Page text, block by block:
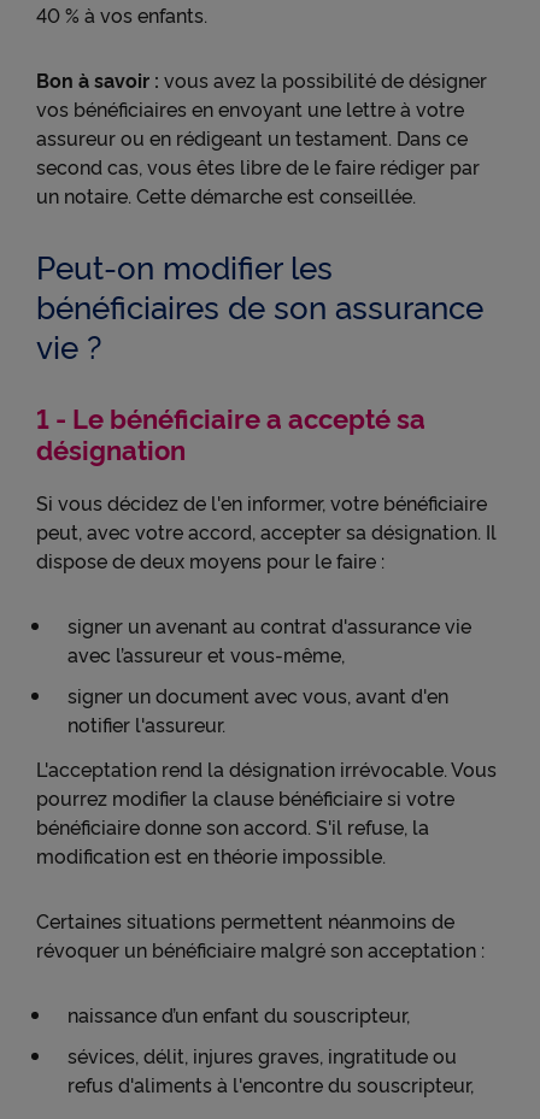
40 % à vos enfants.
Bon à savoir : vous avez la possibilité de désigner
vos bénéficiaires en envoyant une lettre à votre
assureur ou en rédigeant un testament. Dans ce
second cas, vous êtes libre de le faire rédiger par
un notaire. Cette démarche est conseillée.
Peut-on modifier les
bénéficiaires de son assurance
vie ?
1 - Le bénéficiaire a accepté sa
désignation
Si vous décidez de l'en informer, votre bénéficiaire
peut, avec votre accord, accepter sa désignation. Il
dispose de deux moyens pour le faire :
signer un avenant au contrat d'assurance vie
avec l’assureur et vous-même,
signer un document avec vous, avant d'en
notifier l'assureur.
L'acceptation rend la désignation irrévocable. Vous
pourrez modifier la clause bénéficiaire si votre
bénéficiaire donne son accord. S'il refuse, la
modification est en théorie impossible.
Certaines situations permettent néanmoins de
révoquer un bénéficiaire malgré son acceptation :
naissance d’un enfant du souscripteur,
sévices, délit, injures graves, ingratitude ou
refus d'aliments à l'encontre du souscripteur,